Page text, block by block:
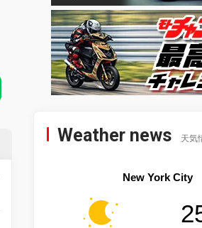
Weather news 天気
New York City